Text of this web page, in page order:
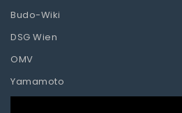
Budo-Wiki
DSG Wien
OMV
Yamamoto